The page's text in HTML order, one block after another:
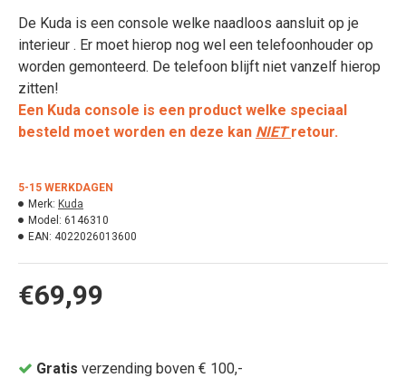
De Kuda is een console welke naadloos aansluit op je
interieur . Er moet hierop nog wel een telefoonhouder op
worden gemonteerd. De telefoon blijft niet vanzelf hierop
zitten!
Een Kuda console is een product welke speciaal
besteld moet worden en deze kan NIETretour.
€69,99
5-15 WERKDAGEN
Merk: Kuda
Model: 6146310
EAN: 4022026013600
Gratis verzending boven € 100,-